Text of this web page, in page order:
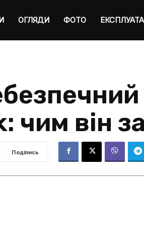
ОГЛЯДИ ФОТО
чим він
Поділись